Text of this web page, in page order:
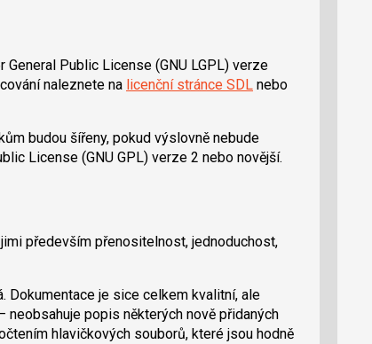
Public License (GNU LGPL) verze
naleznete na licenční stránce SDL nebo
budou šířeny, pokud výslovně nebude
License (GNU GPL) verze 2 nebo novější.
především přenositelnost, jednoduchost,
Dokumentace je sice celkem kvalitní, ale
popis některých nově přidaných
hlavičkových souborů, které jsou hodně